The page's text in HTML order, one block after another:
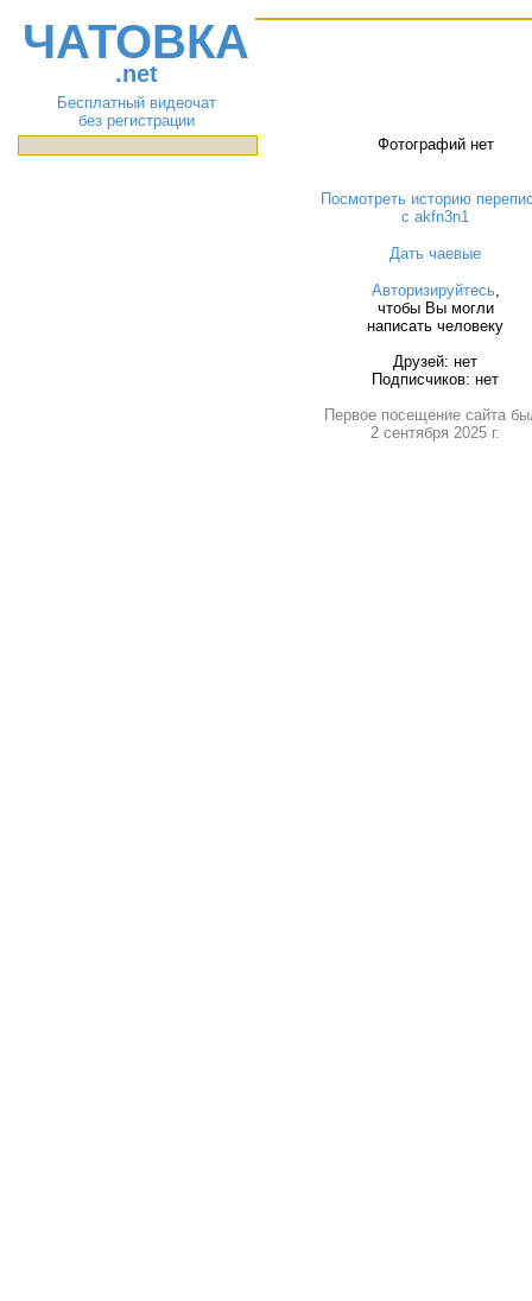
ЧАТОВКА
.net
Бесплатный видеочат
без регистрации
Фотографий нет
Посмотреть историю
с akfn3n1
Дать чаевые
Авторизируйтесь,
чтобы Вы могли
написать человеку
Друзей: нет
Подписчиков: нет
Первое посещение сайта
2 сентября 2025 г.